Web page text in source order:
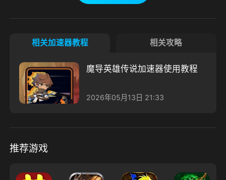
相关加速器教程 相关攻略
魔导英雄传说加速器使用教程
2026年05月13日 21:33
推荐游戏